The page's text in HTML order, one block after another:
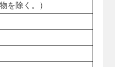
を除く。）